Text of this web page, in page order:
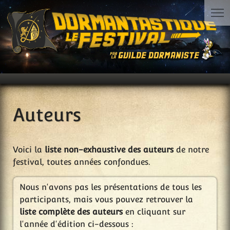
Auteurs
Voici la liste non-exhaustive des auteursde notre
festival, toutes années confondues.
Nous n'avons pas les présentations de tous les
participants, mais vous pouvez retrouver la
liste complète des auteursen cliquant sur
l'année d'édition ci-dessous :